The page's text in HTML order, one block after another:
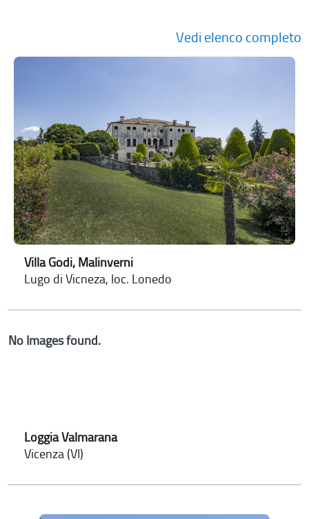
Vedi elenco completo
Villa Godi, Malinverni
Lugo di Vicneza, loc. Lonedo
No Images found.
Loggia Valmarana
Vicenza (VI)